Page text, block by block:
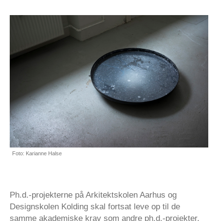
Foto: Karianne Halse
Ph.d.-projekterne på Arkitektskolen Aarhus og
Designskolen Kolding skal fortsat leve op til de
samme akademiske krav som andre ph.d.-projekter,